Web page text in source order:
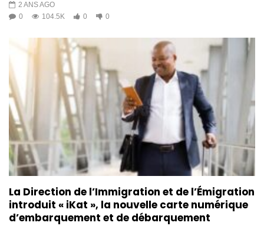
2 ANS AGO
0
104.5K 0 0
La Direction de l’Immigration et de l’Émigration
introduit « iKat », la nouvelle carte numérique
d’embarquement et de débarquement